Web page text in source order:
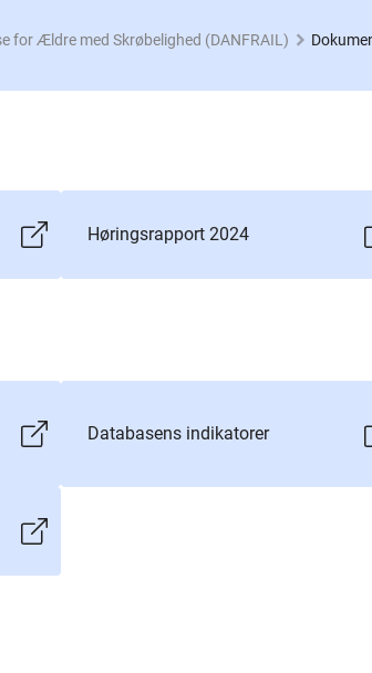
for Ældre med Skrøbelighed (DANFRAIL)
Høringsrapport 2024
Databasens indikatorer